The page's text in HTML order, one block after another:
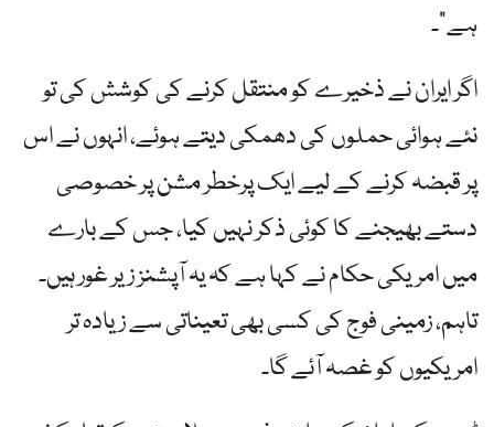
ہے”۔
اگر ایران نے ذخیرے کو منتقل کرنے کی کوشش کی تو
نئے ہوائی حملوں کی دھمکی دیتے ہوئے، انہوں نے اس
پر قبضہ کرنے کے لیے ایک پرخطر مشن پر خصوصی
دستے بھیجنے کا کوئی ذکر نہیں کیا، جس کے بارے
میں امریکی حکام نے کہا ہے کہ یہ آپشنز زیر غور ہیں۔
تاہم، زمینی فوج کی کسی بھی تعیناتی سے زیادہ تر
امریکیوں کو غصہ آئے گا۔